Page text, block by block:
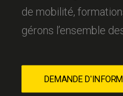
de mobilité,
gérons l’ensemble
DEMANDE